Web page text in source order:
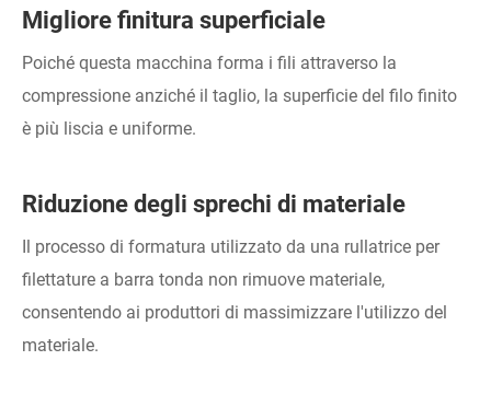
Migliore finitura superficiale
Poiché questa macchina forma i fili attraverso la
compressione anziché il taglio, la superficie del filo finito
è più liscia e uniforme.
Riduzione degli sprechi di materiale
Il processo di formatura utilizzato da una rullatrice per
filettature a barra tonda non rimuove materiale,
consentendo ai produttori di massimizzare l'utilizzo del
materiale.